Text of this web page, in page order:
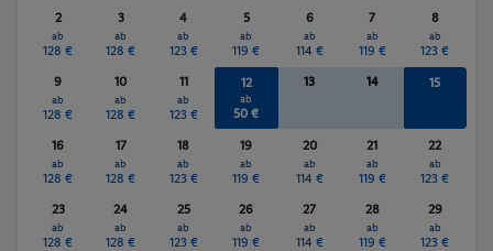
2
ab
128 €
3
ab
128 €
4
ab
123 €
5
ab
119 €
6
ab
114 €
7
ab
119 €
8
ab
123 €
9
ab
128 €
10
ab
128 €
11
ab
123 €
12
ab
50 €
13 14 15
16
ab
128 €
17
ab
128 €
18
ab
123 €
19
ab
119 €
20
ab
114 €
21
ab
119 €
22
ab
123 €
23
ab
128 €
24
ab
128 €
25
ab
123 €
26
ab
119 €
27
ab
114 €
28
ab
119 €
29
ab
123 €